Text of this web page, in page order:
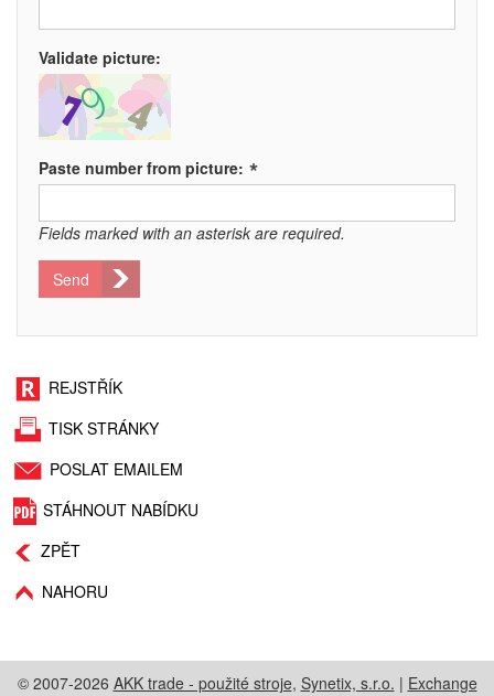
Validate picture:
Paste number from picture: *
Fields marked with an asterisk are required.
Send
REJSTŘÍK
TISK STRÁNKY
POSLAT EMAILEM
STÁHNOUT NABÍDKU
ZPĚT
NAHORU
© 2007-2026 AKK trade - použité stroje, Synetix, s.r.o. | Exchange